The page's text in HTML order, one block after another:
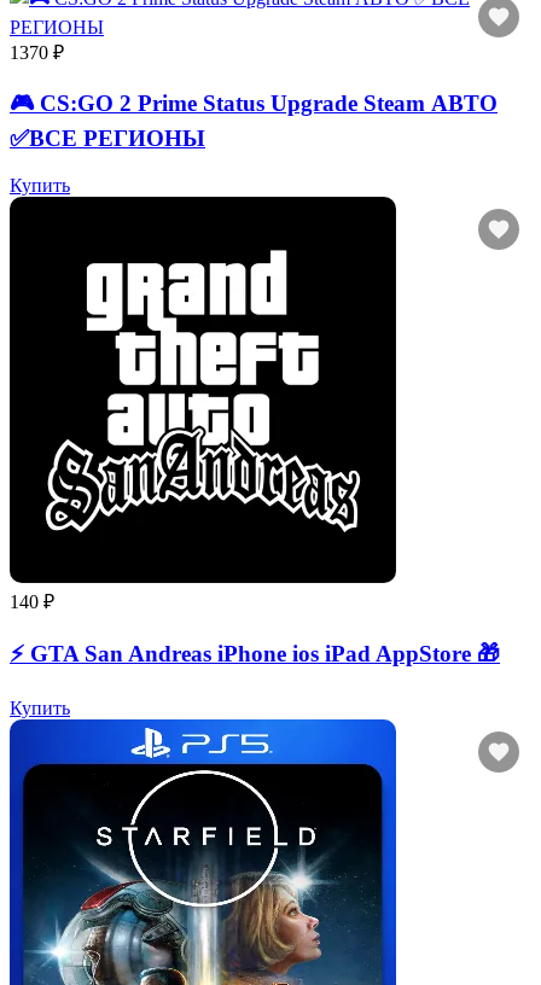
1370 ₽
🎮 CS:GO 2 Prime Status Upgrade Steam АВТО
✅ВСЕ РЕГИОНЫ
Купить
140 ₽
⚡️ GTA San Andreas iPhone ios iPad AppStore 🎁
Купить